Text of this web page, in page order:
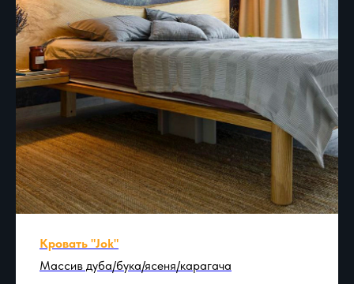
Кровать "Jok"
Массив дуба/бука/ясеня/карагача